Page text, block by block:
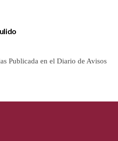
Publicada en el Diario de Avisos